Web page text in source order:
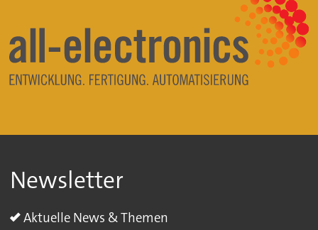
Newsletter
Aktuelle News & Themen